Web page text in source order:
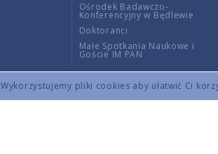
Wykorzystujemy pliki cookies aby ułatwić Ci
Ośrodek Badawczo-
Konferencyjny w Będlewie
Doktoranci
Małe Spotkania Naukowe i
Goście IM PAN